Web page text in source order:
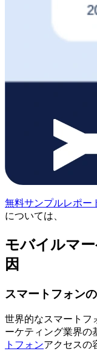
無料サンプルレポー
については、
モバイルマ
因
スマートフォン
世界的なスマートフ
ーケティング業界の
トフォンアクセスの